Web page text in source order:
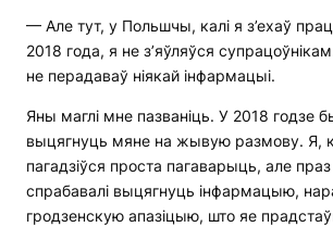
— Але тут, у Польшчы, калі я з’ехаў
2018 года, я не з’яўляўся
не перадаваў ніякай інфармацыі.
Яны маглі мне пазваніць. У 2018 годзе
выцягнуць мяне на жывую размову. Я,
пагадзіўся проста пагаварыць, але
спрабавалі выцягнуць інфармацыю,
гродзенскую апазіцыю, што яе